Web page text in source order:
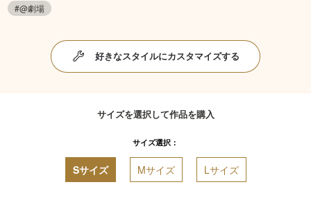
#@劇場
好きなスタイルにカスタマイズする
サイズを選択して作品を購入
サイズ選択：
Sサイズ Mサイズ Lサイズ